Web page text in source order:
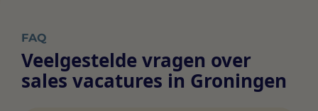
FAQ
Veelgestelde vragen over
sales vacatures in Groningen